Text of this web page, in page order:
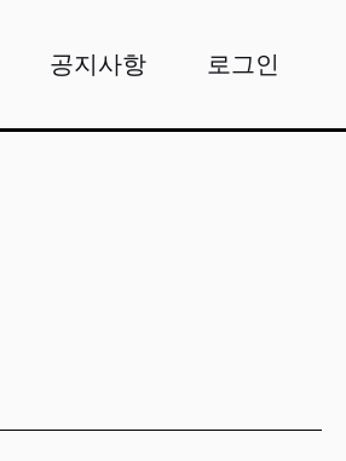
공지사항 로그인